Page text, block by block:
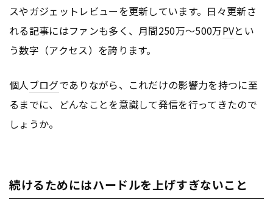
スやガジェットレビューを更新しています。日々更新さ
れる記事にはファンも多く、月間250万〜500万PVとい
う数字（アクセス）を誇ります。
個人ブログでありながら、これだけの影響力を持つに至
るまでに、どんなことを意識して発信を行ってきたので
しょうか。
続けるためにはハードルを上げすぎないこと